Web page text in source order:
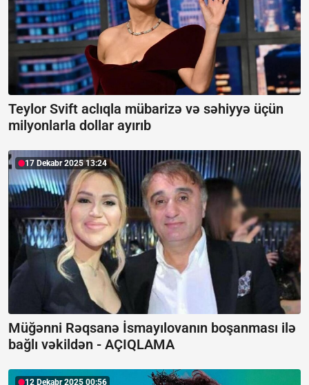
Teylor Svift aclıqla mübarizə və səhiyyə üçün
milyonlarla dollar ayırıb
17 Dekabr 2025 13:24
Müğənni Rəqsanə İsmayılovanın boşanması ilə
bağlı vəkildən - AÇIQLAMA
12 Dekabr 2025 00:56